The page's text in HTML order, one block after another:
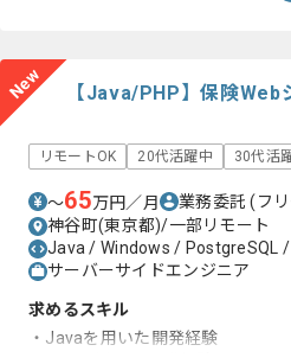
New 【Java/PHP】保険
リモートOK 20代活躍中 30代活
〜65万円／月 業務委託(フ
神谷町(東京都)/一部リモート
Java / Windows / PostgreSQL
サーバーサイドエンジニア
求めるスキル
・Javaを用いた開発経験